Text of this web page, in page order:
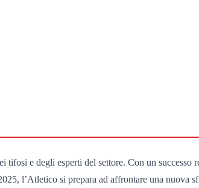
e degli esperti del settore. Con un successo
l’Atletico si prepara ad affrontare una nuova